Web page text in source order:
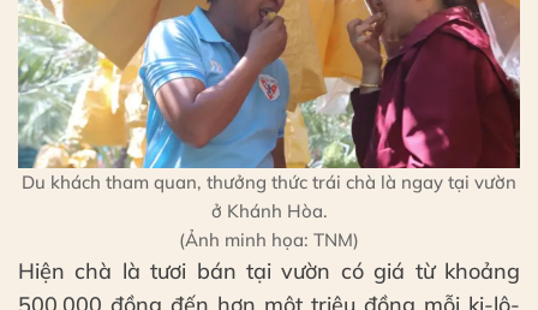
Du khách tham quan, thưởng thức trái chà là ngay tại vườn
ở Khánh Hòa.
(Ảnh minh họa: TNM)
Hiện chà là tươi bán tại vườn có giá từ khoảng